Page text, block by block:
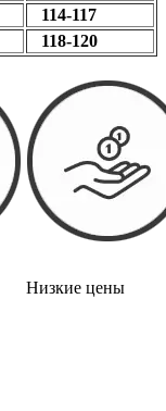
114-117
118-120
Низкие цены